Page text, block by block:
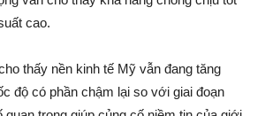
cao.
thấy nền kinh tế Mỹ vẫn đang tăng
độ có phần chậm lại so với giai đoạn